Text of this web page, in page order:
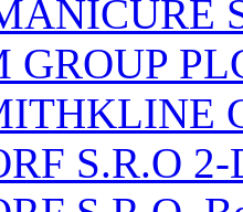
GROUP
S.R.O